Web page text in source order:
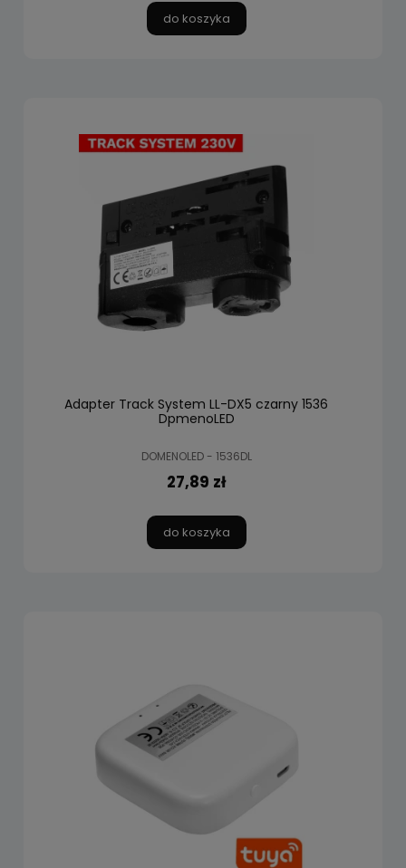
do koszyka
Adapter Track System LL-DX5 czarny 1536
DpmenoLED
DOMENOLED - 1536DL
27,89 zł
do koszyka